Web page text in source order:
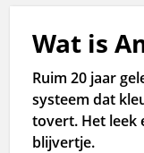
Wat is
Ruim 20 jaar
systeem dat
tovert. Het leek
blijvertje.